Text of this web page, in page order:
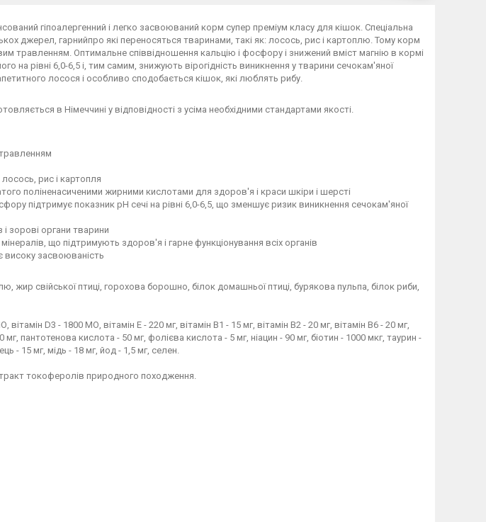
гіпоалергенний і легко засвоюваний корм супер преміум класу для кішок . Спеціальна
джерел, гарнийпро які переносяться тваринами, такі як: лосось, рис і картоплю. Тому корм
травленням. Оптимальне співвідношення кальцію і фосфору і знижений вміст магнію в кормі
на рівні 6,0-6,5 і, тим самим, знижують вірогідність виникнення у тварини сечокам'яної
лосося і особливо сподобається кішок, які люблять рибу.
в Німеччині у відповідності з усіма необхідними стандартами якості.
лосось, рис і картопля
поліненасиченими жирними кислотами для здоров'я і краси шкіри і шерсті
підтримує показник pH сечі на рівні 6,0-6,5, що зменшує ризик виникнення сечокам'яної
зорові органи тварини
мінералів, що підтримують здоров'я і гарне функціонування всіх органів
високу засвоюваність
жир свійської птиці, горохова борошно, білок домашньої птиці, бурякова пульпа, білок риби,
вітамін D3 - 1800 МО, вітамін Е - 220 мг, вітамін B1 - 15 мг, вітамін B2 - 20 мг, вітамін B6 - 20 мг,
мг, пантотенова кислота - 50 мг, фолієва кислота - 5 мг, ніацин - 90 мг, біотин - 1000 мкг, таурин -
- 15 мг, мідь - 18 мг, йод - 1,5 мг, селен.
токоферолів природного походження.